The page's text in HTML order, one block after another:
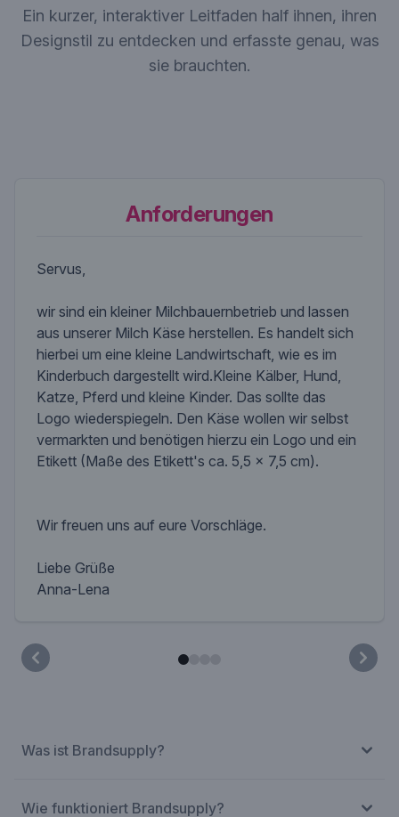
Ein kurzer, interaktiver Leitfaden half ihnen, ihren
Designstil zu entdecken und erfasste genau, was
sie brauchten.
Anforderungen
Servus,
wir sind ein kleiner Milchbauernbetrieb und lassen
aus unserer Milch Käse herstellen. Es handelt sich
hierbei um eine kleine Landwirtschaft, wie es im
Kinderbuch dargestellt wird.Kleine Kälber, Hund,
Katze, Pferd und kleine Kinder. Das sollte das
Logo wiederspiegeln. Den Käse wollen wir selbst
vermarkten und benötigen hierzu ein Logo und ein
Etikett (Maße des Etikett's ca. 5,5 x 7,5 cm).
Wir freuen uns auf eure Vorschläge.
Liebe Grüße
Anna-Lena
Was ist Brandsupply?
Wie funktioniert Brandsupply?